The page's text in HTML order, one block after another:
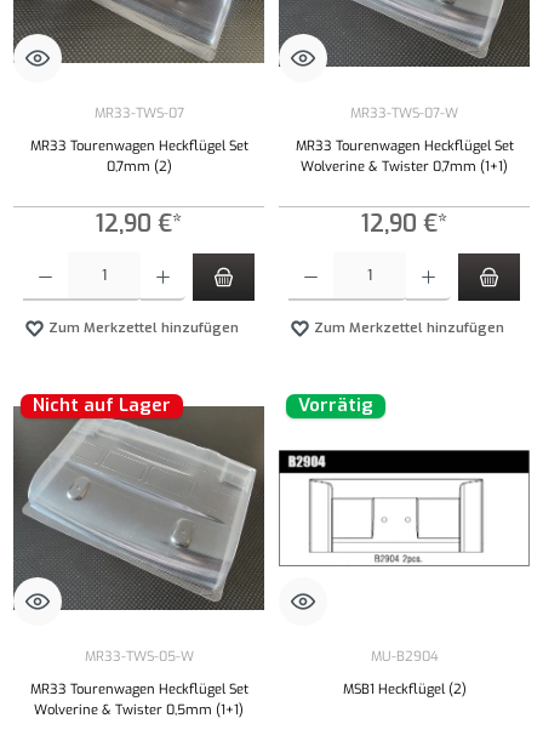
MR33-TWS-07
MR33 Tourenwagen Heckflügel Set
0,7mm (2)
12,90 €*
Zum Merkzettel hinzufügen
MR33-TWS-07-W
MR33 Tourenwagen Heckflügel Set
Wolverine & Twister 0,7mm (1+1)
12,90 €*
Zum Merkzettel hinzufügen
Nicht auf Lager
MR33-TWS-05-W
MR33 Tourenwagen Heckflügel Set
Wolverine & Twister 0,5mm (1+1)
Vorrätig
MU-B2904
MSB1 Heckflügel (2)